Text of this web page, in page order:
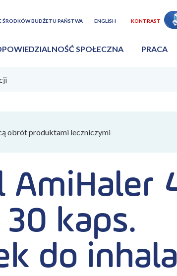
ŚRODKÓW BUDŻETU PAŃSTWA ENGLISH KONTRAST
SPOŁECZNA PRACA
obrót produktami leczniczymi
AmiHaler
kaps.
do